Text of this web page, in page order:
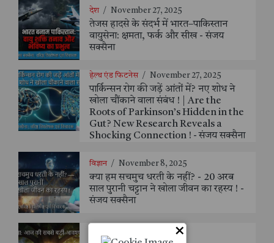
देश / November 27, 2025
तेजस हादसे के संदर्भ में भारत–पाकिस्तान
वायुसेना: क्षमता, फर्क और सीख - संजय
सक्सैना
हेल्थ एंड फिटनेस / November 27, 2025
पार्किन्सन रोग की जड़ें आंतों में? नए शोध ने
खोला चौंकाने वाला संबंध ! | Are the
Roots of Parkinson’s Hidden in the
Gut? New Research Reveals a
Shocking Connection ! - संजय सक्सैना
विज्ञान / November 8, 2025
क्या हम सचमुच धरती के नहीं? - 20 अरब
साल पुरानी चट्टान ने खोला जीवन का रहस्य ! -
संजय सक्सैना
/ October 30, 2025
×